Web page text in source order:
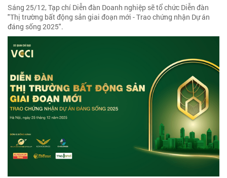
Sáng 25/12, Tạp chí Diễn đàn Doanh nghiệp sẽ tổ chức Diễn đàn
"Thị trường bất động sản giai đoạn mới - Trao chứng nhận Dự án
đáng sống 2025".